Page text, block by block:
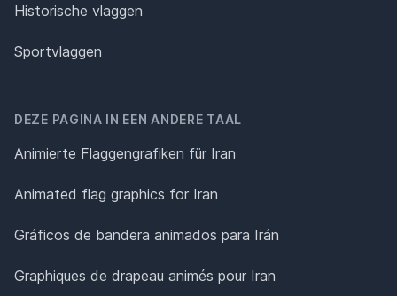
Historische vlaggen
Sportvlaggen
DEZE PAGINA IN EEN ANDERE TAAL
Animierte Flaggengrafiken für Iran
Animated flag graphics for Iran
Gráficos de bandera animados para Irán
Graphiques de drapeau animés pour Iran